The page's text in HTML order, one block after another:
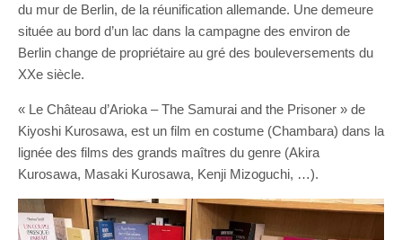
du mur de Berlin, de la réunification allemande. Une demeure
située au bord d’un lac dans la campagne des environ de
Berlin change de propriétaire au gré des bouleversements du
XXe siècle.
« Le Château d’Arioka – The Samurai and the Prisoner » de
Kiyoshi Kurosawa, est un film en costume (Chambara) dans la
lignée des films des grands maîtres du genre (Akira
Kurosawa, Masaki Kurosawa, Kenji Mizoguchi, …).